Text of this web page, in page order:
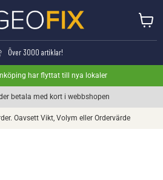
Över 3000 artiklar!
har flyttat till nya lokaler
betala med kort i webbshopen
Oavsett Vikt, Volym eller Ordervärde